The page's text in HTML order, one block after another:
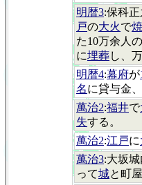
明暦3:保科
戸の大火で
た10万余人
に埋葬し、
明暦4:幕府が
名に貸与金、
萬治2:福井で
失する。
萬治2:江戸に
萬治3:大坂
って城と町